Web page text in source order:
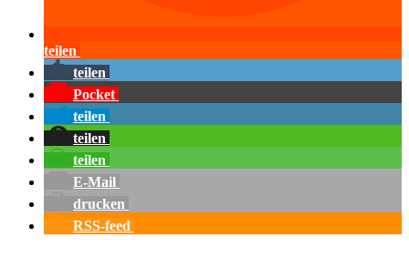
teilen
teilen
Pocket
teilen
teilen
teilen
E-Mail
drucken
RSS-feed